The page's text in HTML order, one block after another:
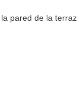
pared de la terraz